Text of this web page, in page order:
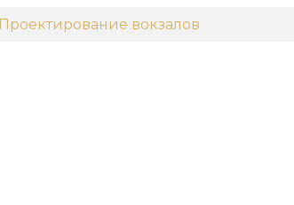
Проектирование вокзалов